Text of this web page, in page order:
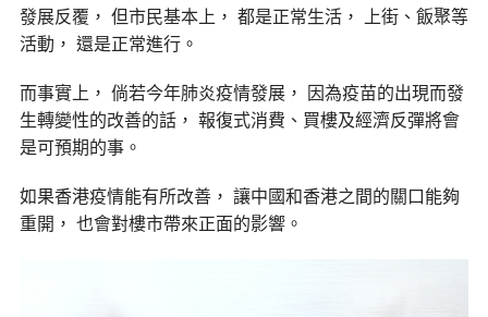
發展反覆， 但市民基本上， 都是正常生活， 上街、飯聚等
活動， 還是正常進行。
而事實上， 倘若今年肺炎疫情發展， 因為疫苗的出現而發
生轉變性的改善的話， 報復式消費、買樓及經濟反彈將會
是可預期的事。
如果香港疫情能有所改善， 讓中國和香港之間的關口能夠
重開， 也會對樓市帶來正面的影響。